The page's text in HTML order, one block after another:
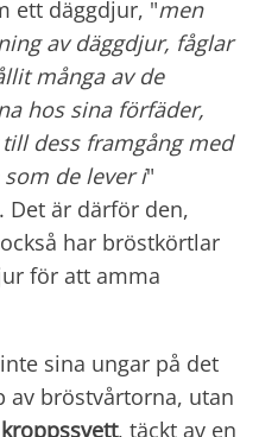
ett däggdjur, "men
av däggdjur, fåglar
många av de
hos sina förfäder,
dess framgång med
de lever i"
Det är därför den,
har bröstkörtlar
för att amma
sina ungar på det
av bröstvårtorna, utan
kroppssvett, täckt av en